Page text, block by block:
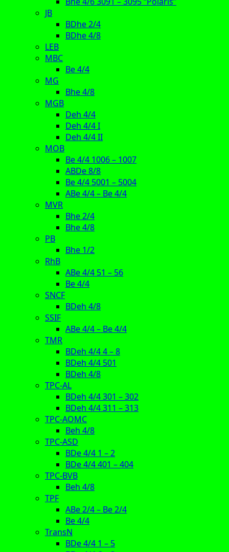
JB
BDhe 2/4
BDhe 4/8
LEB
MBC
Be 4/4
MG
Bhe 4/8
MGB
Deh 4/4
Deh 4/4 I
Deh 4/4 II
MOB
Be 4/4 1006 – 1007
ABDe 8/8
Be 4/4 5001 – 5004
ABe 4/4 – Be 4/4
MVR
Bhe 2/4
Bhe 4/8
PB
Bhe 1/2
RhB
ABe 4/4 51 – 56
Be 4/4
SNCF
BDeh 4/8
SSIF
ABe 4/4 – Be 4/4
TMR
BDeh 4/4 4 – 8
BDeh 4/4 501
BDeh 4/8
TPC-AL
BDeh 4/4 301 – 302
BDeh 4/4 311 – 313
TPC-AOMC
Beh 4/8
TPC-ASD
BDe 4/4 1 – 2
BDe 4/4 401 – 404
TPC-BVB
Beh 4/8
TPF
ABe 2/4 – Be 2/4
Be 4/4
TransN
BDe 4/4 1 – 5